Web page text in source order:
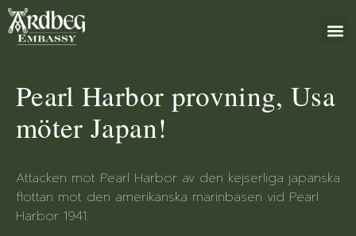
Pearl Harbor provning, Usa
möter Japan!
Attacken mot Pearl Harbor av den kejserliga japanska
flottan mot den amerikanska marinbasen vid Pearl
Harbor 1941.